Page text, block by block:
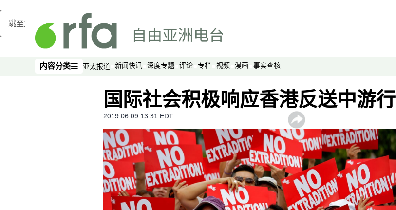
跳至主内容
内容分类
内容分类 亚太报道 新闻快讯 深度专题 评论 专栏 视频 漫画 事实查核夜话中南海
新移民
纵横大历史
网络博弈
西藏纵览
解读新疆
财经时时听
评论
国际社会积极响应香港反送中游行
2019.06.09 13:31 EDT